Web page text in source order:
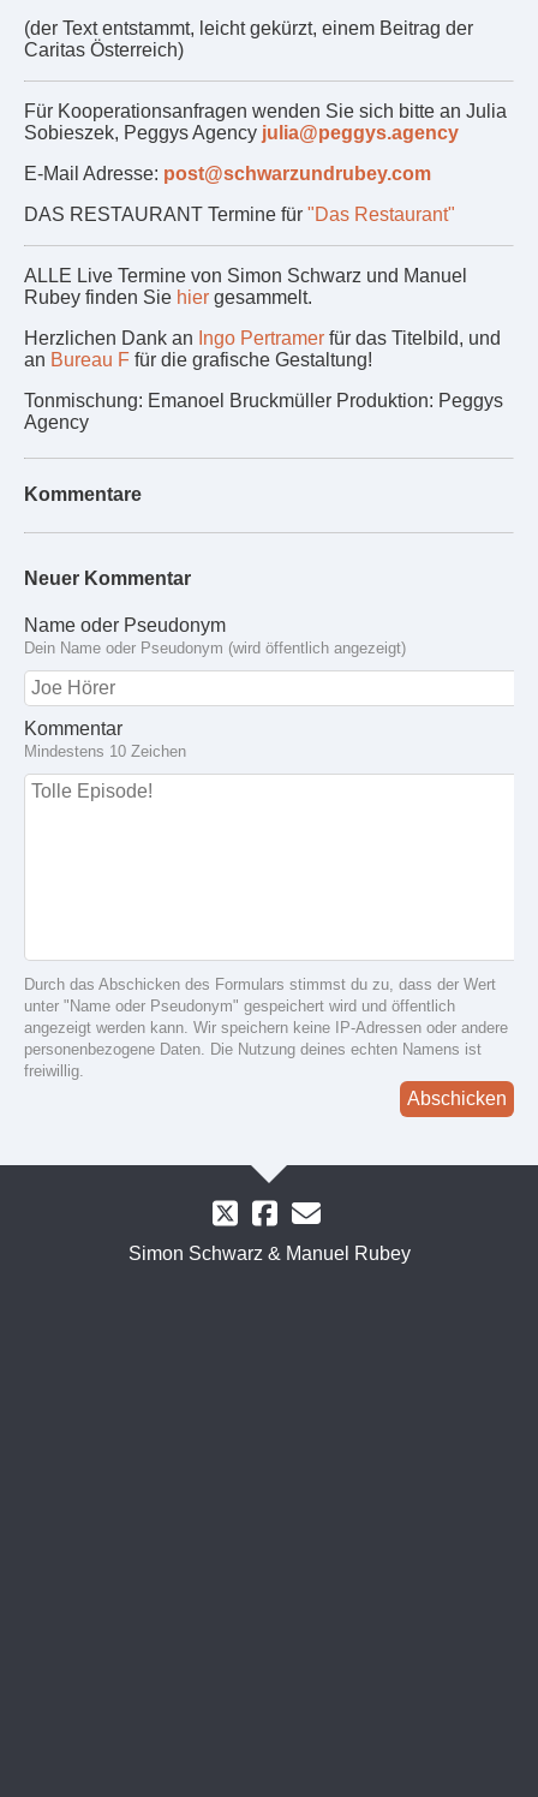
(der Text entstammt, leicht gekürzt, einem Beitrag der
Caritas Österreich)
Für Kooperationsanfragen wenden Sie sich bitte an Julia
Sobieszek, Peggys Agency julia@peggys.agency
E-Mail Adresse: post@schwarzundrubey.com
DAS RESTAURANT Termine für "Das Restaurant"
ALLE Live Termine von Simon Schwarz und Manuel
Rubey finden Sie hier gesammelt.
Herzlichen Dank an Ingo Pertramer für das Titelbild, und
an Bureau F für die grafische Gestaltung!
Tonmischung: Emanoel Bruckmüller Produktion: Peggys
Agency
Kommentare
Neuer Kommentar
Name oder Pseudonym
Dein Name oder Pseudonym (wird öffentlich angezeigt)
Kommentar
Mindestens 10 Zeichen
Durch das Abschicken des Formulars stimmst du zu, dass der Wert
unter "Name oder Pseudonym" gespeichert wird und öffentlich
angezeigt werden kann. Wir speichern keine IP-Adressen oder andere
personenbezogene Daten. Die Nutzung deines echten Namens ist
freiwillig.
Abschicken
Simon Schwarz & Manuel Rubey